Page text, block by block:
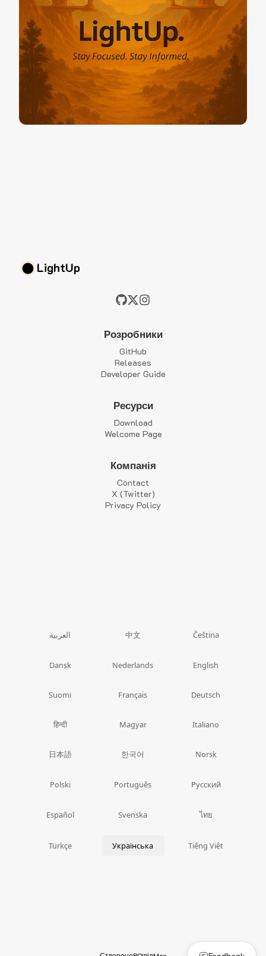
LightUp
Розробники
GitHub
Releases
Developer Guide
Ресурси
Download
Welcome Page
Компанія
Contact
X (Twitter)
Privacy Policy
العربية 中文 Čeština
Dansk Nederlands English
Suomi Français Deutsch
हिन्दी Magyar Italiano
日本語 한국어 Norsk
Polski Português Русский
Español Svenska ไทย
Türkçe Українська Tiếng Việt